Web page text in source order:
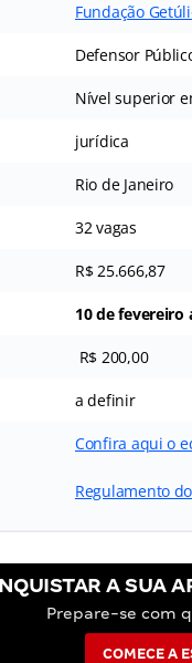
Fundação
Defensor
Nível superior
jurídica
Rio de Janeiro
32 vagas
R$ 25.666,87
10 de fevereiro
R$ 200,00
a definir
Confira aqui o
Regulamento
A SUA
Prepare-se com
COMECE A